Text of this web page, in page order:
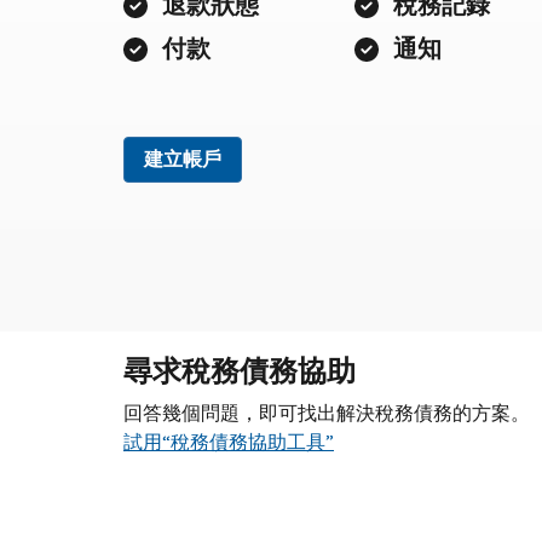
付款
通知
建立帳戶
尋求稅務債務協助
回答幾個問題，即可找出解決稅務債務的方案。
試用“稅務債務協助工具”